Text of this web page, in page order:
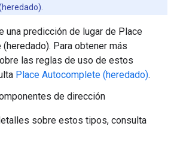
una predicción de lugar de Place
Para obtener más
las reglas de uso de estos
Place Autocomplete (heredado).
de dirección
sobre estos tipos, consulta